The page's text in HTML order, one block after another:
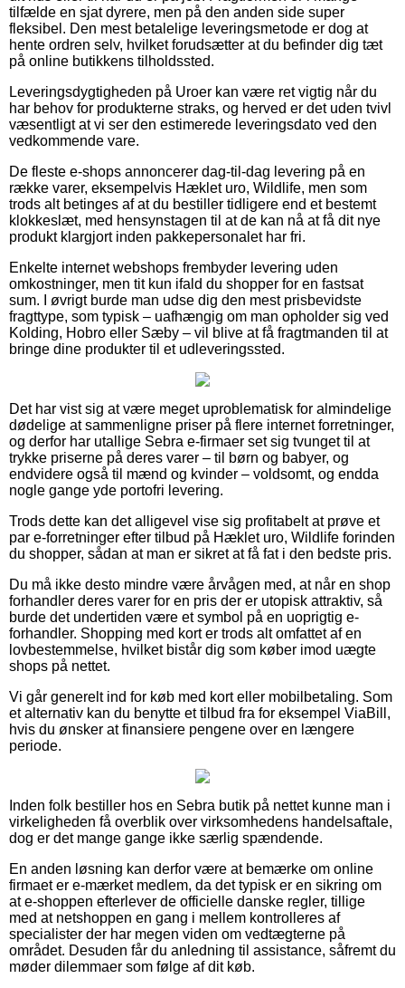
tilfælde en sjat dyrere, men på den anden side super
fleksibel. Den mest betalelige leveringsmetode er dog at
hente ordren selv, hvilket forudsætter at du befinder dig tæt
på online butikkens tilholdssted.
Leveringsdygtigheden på Uroer kan være ret vigtig når du
har behov for produkterne straks, og herved er det uden tvivl
væsentligt at vi ser den estimerede leveringsdato ved den
vedkommende vare.
De fleste e-shops annoncerer dag-til-dag levering på en
række varer, eksempelvis Hæklet uro, Wildlife, men som
trods alt betinges af at du bestiller tidligere end et bestemt
klokkeslæt, med hensynstagen til at de kan nå at få dit nye
produkt klargjort inden pakkepersonalet har fri.
Enkelte internet webshops frembyder levering uden
omkostninger, men tit kun ifald du shopper for en fastsat
sum. I øvrigt burde man udse dig den mest prisbevidste
fragttype, som typisk – uafhængig om man opholder sig ved
Kolding, Hobro eller Sæby – vil blive at få fragtmanden til at
bringe dine produkter til et udleveringssted.
Det har vist sig at være meget uproblematisk for almindelige
dødelige at sammenligne priser på flere internet forretninger,
og derfor har utallige Sebra e-firmaer set sig tvunget til at
trykke priserne på deres varer – til børn og babyer, og
endvidere også til mænd og kvinder – voldsomt, og endda
nogle gange yde portofri levering.
Trods dette kan det alligevel vise sig profitabelt at prøve et
par e-forretninger efter tilbud på Hæklet uro, Wildlife forinden
du shopper, sådan at man er sikret at få fat i den bedste pris.
Du må ikke desto mindre være årvågen med, at når en shop
forhandler deres varer for en pris der er utopisk attraktiv, så
burde det undertiden være et symbol på en uoprigtig e-
forhandler. Shopping med kort er trods alt omfattet af en
lovbestemmelse, hvilket bistår dig som køber imod uægte
shops på nettet.
Vi går generelt ind for køb med kort eller mobilbetaling. Som
et alternativ kan du benytte et tilbud fra for eksempel ViaBill,
hvis du ønsker at finansiere pengene over en længere
periode.
Inden folk bestiller hos en Sebra butik på nettet kunne man i
virkeligheden få overblik over virksomhedens handelsaftale,
dog er det mange gange ikke særlig spændende.
En anden løsning kan derfor være at bemærke om online
firmaet er e-mærket medlem, da det typisk er en sikring om
at e-shoppen efterlever de officielle danske regler, tillige
med at netshoppen en gang i mellem kontrolleres af
specialister der har megen viden om vedtægterne på
området. Desuden får du anledning til assistance, såfremt du
møder dilemmaer som følge af dit køb.